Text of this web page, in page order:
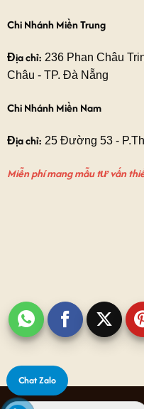
Chi Nhánh Miền Trung
Địa chỉ: 236 Phan Châu
Châu - TP. Đà Nẵng
Chi Nhánh Miền Nam
Địa chỉ: 25 Đường 53 -
Miễn phí mang mẫu tư vấn
Chat Zalo